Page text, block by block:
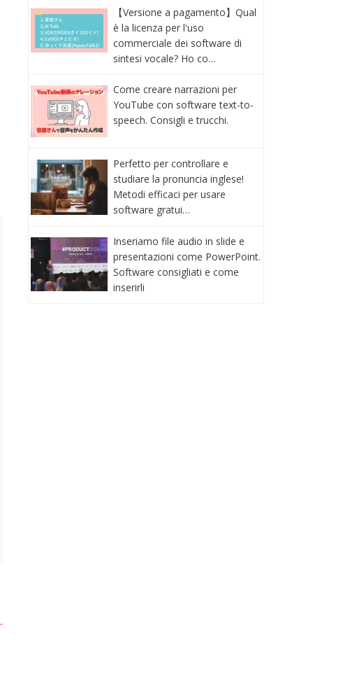
【Versione a pagamento】Qual
è la licenza per l'uso
commerciale dei software di
sintesi vocale? Ho co…
Come creare narrazioni per
YouTube con software text-to-
speech. Consigli e trucchi.
Perfetto per controllare e
studiare la pronuncia inglese!
Metodi efficaci per usare
software gratui…
Inseriamo file audio in slide e
presentazioni come PowerPoint.
Software consigliati e come
inserirli